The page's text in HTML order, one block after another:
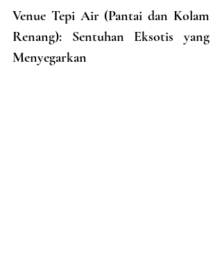
Venue Tepi Air (Pantai dan Kolam
Renang): Sentuhan Eksotis yang
Menyegarkan